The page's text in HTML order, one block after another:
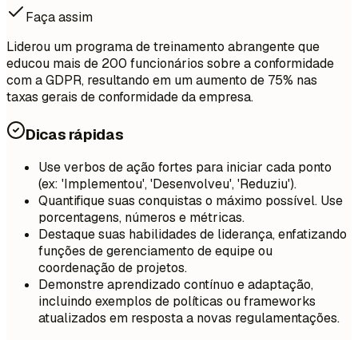
Faça assim
Liderou um programa de treinamento abrangente que
educou mais de 200 funcionários sobre a conformidade
com a GDPR, resultando em um aumento de 75% nas
taxas gerais de conformidade da empresa.
Dicas rápidas
Use verbos de ação fortes para iniciar cada ponto
(ex: 'Implementou', 'Desenvolveu', 'Reduziu').
Quantifique suas conquistas o máximo possível. Use
porcentagens, números e métricas.
Destaque suas habilidades de liderança, enfatizando
funções de gerenciamento de equipe ou
coordenação de projetos.
Demonstre aprendizado contínuo e adaptação,
incluindo exemplos de políticas ou frameworks
atualizados em resposta a novas regulamentações.